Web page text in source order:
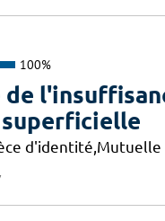
100%
de